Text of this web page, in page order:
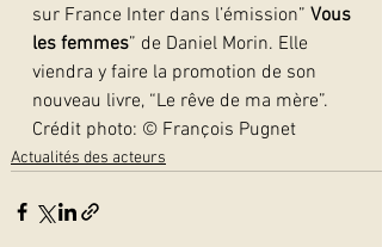
sur France Inter dans l’émission” Vous
les femmes” de Daniel Morin. Elle
viendra y faire la promotion de son
nouveau livre, “Le rêve de ma mère”.
Crédit photo: © François Pugnet
Actualités des acteurs